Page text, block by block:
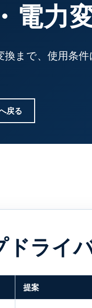
電力
まで、使用条
戻る
ドライ
提案